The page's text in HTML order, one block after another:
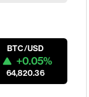
BTC/USD
+0.05%
64,820.36